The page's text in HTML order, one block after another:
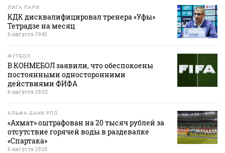
ЛИГА ПАРИ
КДК дисквалифицировал тренера «Уфы»
Тетрадзе на месяц
6 августа 19:41
ФУТБОЛ
В КОНМЕБОЛ заявили, что обеспокоены
постоянными односторонними
действиями ФИФА
6 августа 19:32
АЛЬФА-БАНК РПЛ
«Ахмат» оштрафован на 20 тысяч рублей за
отсутствие горячей воды в раздевалке
«Спартака»
6 августа 19:18